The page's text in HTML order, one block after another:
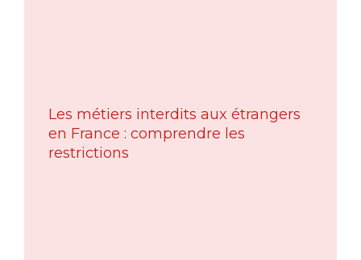
Les métiers interdits aux étrangers
en France : comprendre les
restrictions